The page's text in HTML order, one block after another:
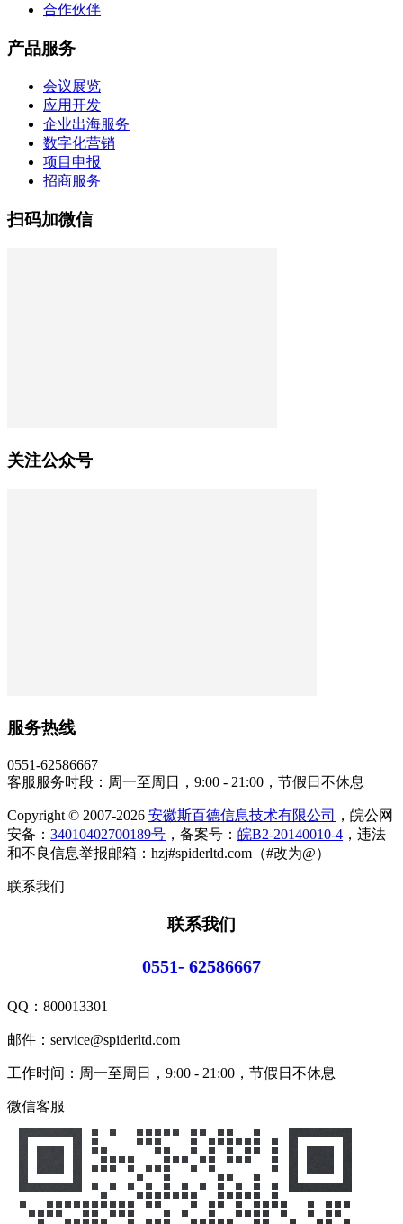
合作伙伴
产品服务
会议展览
应用开发
企业出海服务
数字化营销
项目申报
招商服务
扫码加微信
关注公众号
服务热线
0551-62586667
客服服务时段：周一至周日，9:00 - 21:00，节假日不休息
Copyright © 2007-2026 安徽斯百德信息技术有限公司
，皖公网
安备： 34010402700189号 ，备案号： 皖B2-20140010-4 ，违法
和不良信息举报邮箱：hzj#spiderltd.com（#改为@）
联系我们
联系我们
0551- 62586667
QQ： 800013301
邮件：service@spiderltd.com
工作时间：周一至周日，9:00 - 21:00，节假日不休息
微信客服